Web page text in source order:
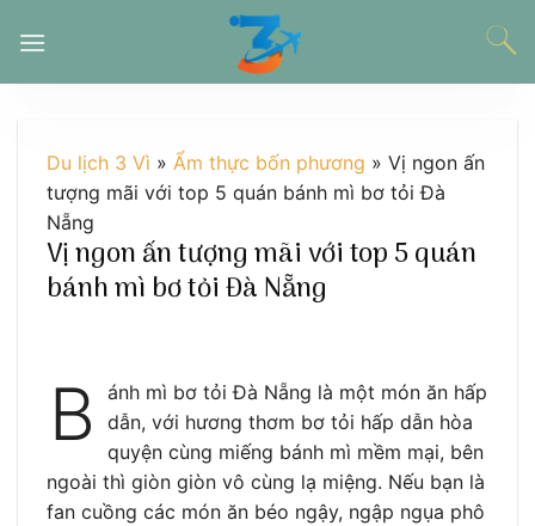
đến
Du lịch 3 Vì » Ẩm thực bốn phương » Vị ngon ấn
tượng mãi với top 5 quán bánh mì bơ tỏi Đà
Nẵng
Vị ngon ấn tượng mãi với top 5 quán
bánh mì bơ tỏi Đà Nẵng
B
ánh mì bơ tỏi Đà Nẵng là một món ăn hấp
dẫn, với hương thơm bơ tỏi hấp dẫn hòa
quyện cùng miếng bánh mì mềm mại, bên
ngoài thì giòn giòn vô cùng lạ miệng. Nếu bạn là
fan cuồng các món ăn béo ngậy, ngập ngụa phô